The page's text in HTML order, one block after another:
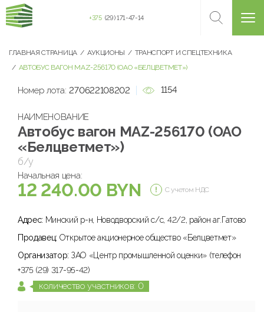
+375 (29) 171-47-14
ГЛАВНАЯ СТРАНИЦА АУКЦИОНЫ
ТРАНСПОРТ И СПЕЦТЕХНИКА
АВТОБУС ВАГОН MAZ-256170 (ОАО «БЕЛЦВЕТМЕТ»)
Номер лота: 270622108202 1154
НАИМЕНОВАНИЕ
Автобус вагон MAZ-256170 (ОАО
«Белцветмет»)
б/у
Начальная цена:
12 240.00 BYN С учетом НДС
Адрес: Минский р-н, Новодворский с/с, 42/2, район аг.Гатово
Продавец: Открытое акционерное общество «Белцветмет»
Организатор: ЗАО «Центр промышленной оценки» (телефон
+375 (29) 317-95-42)
количество участников: 0